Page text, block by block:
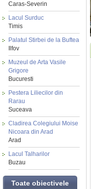
Caras-Severin
Lacul Surduc
Timis
Palatul Stirbei de la Buftea
Ilfov
Muzeul de Arta Vasile
Grigore
Bucuresti
Pestera Liliecilor din
Rarau
Suceava
Cladirea Colegiului Moise
Nicoara din Arad
Arad
Lacul Talharilor
Buzau
Toate obiectivele